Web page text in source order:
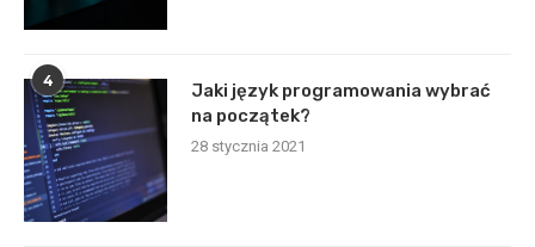
4
Jaki język programowania wybrać
na początek?
28 stycznia 2021